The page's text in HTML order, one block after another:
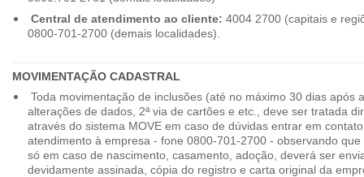
Central de atendimento ao cliente: 4004 2700 (capitais e
0800-701-2700 (demais localidades).
MOVIMENTAÇÃO CADASTRAL
Toda movimentação de inclusões (até no máximo 30 dias após
alterações de dados, 2ª via de cartões e etc., deve ser tratada
através do sistema MOVE em caso de dúvidas entrar em
atendimento à empresa - fone 0800-701-2700 - observando
só em caso de nascimento, casamento, adoção, deverá ser
devidamente assinada, cópia do registro e carta original da